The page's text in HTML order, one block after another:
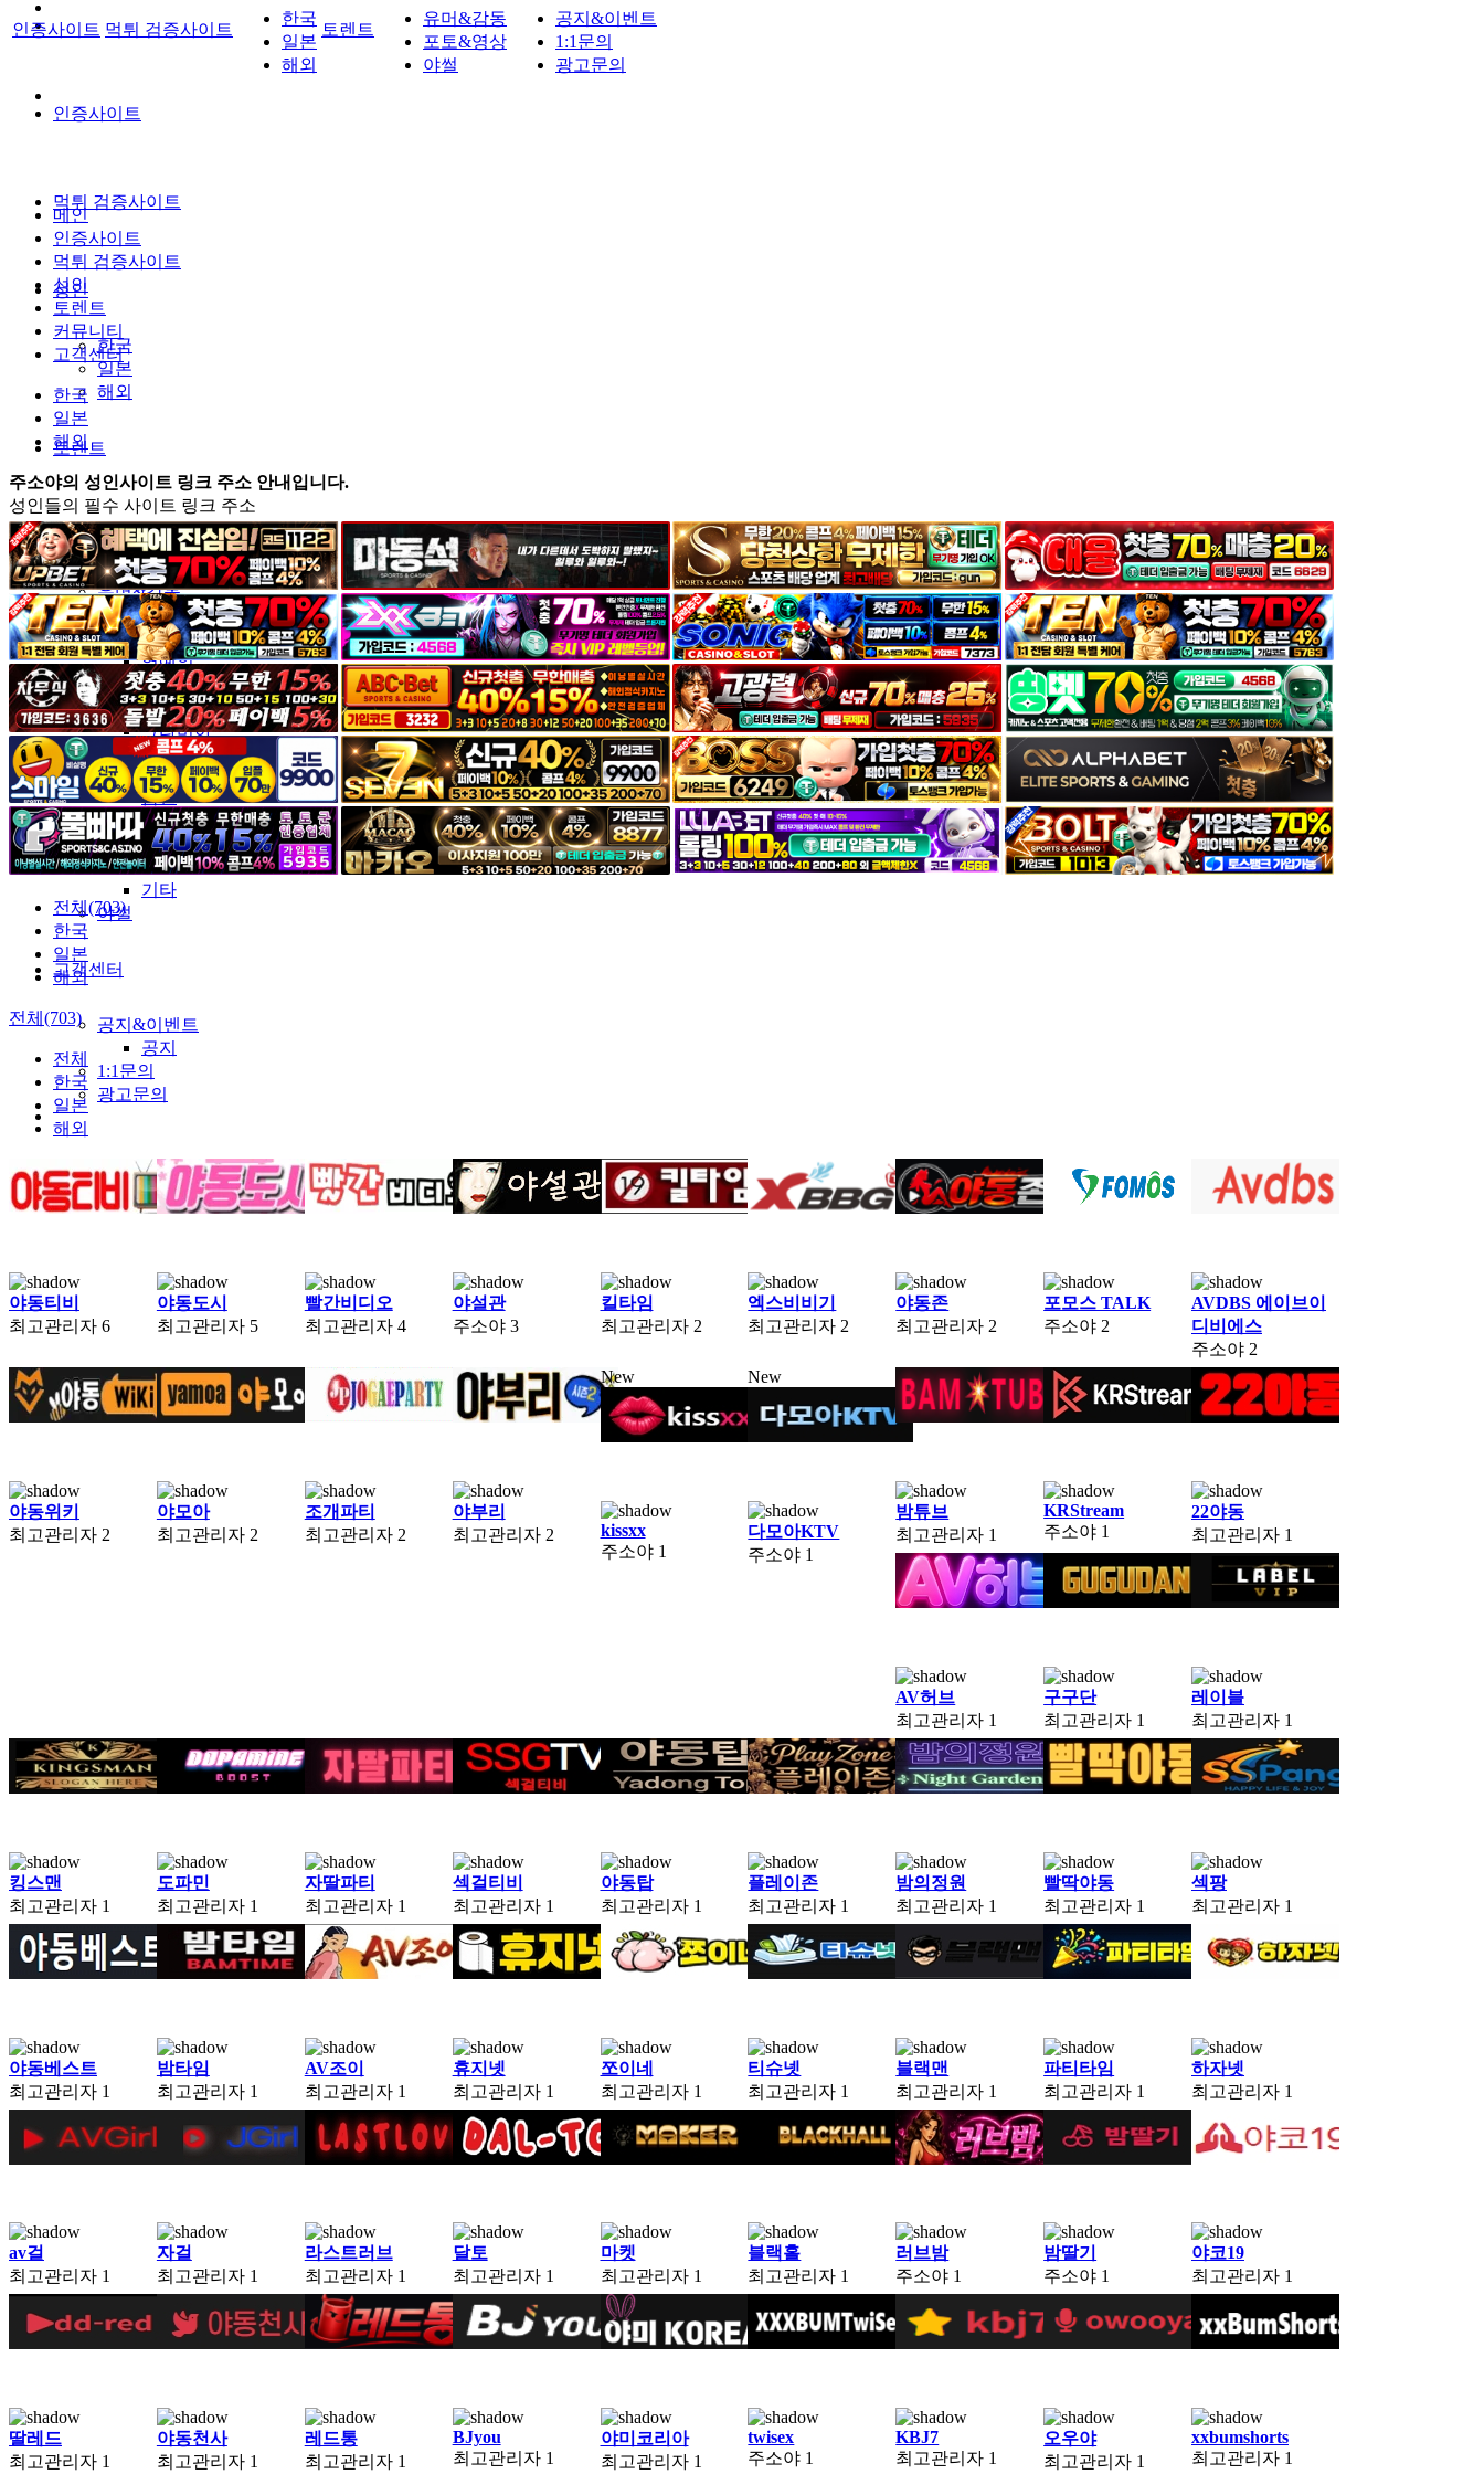
인증사이트
먹튀 검증사이트
성인
한국
일본
해외
토렌트
커뮤니티
유머&감동
포토&영상
일반인
연예인
서양
모델
그라비아
코스프레
BJ
품번
후방주의
움짤
스포츠
기타
야썰
고객센터
공지&이벤트
공지
1:1문의
광고문의
인증사이트 먹튀 검증사이트
한국
일본
해외
토렌트
유머&감동
포토&영상
야썰
공지&이벤트
1:1문의
광고문의
메인
인증사이트
먹튀 검증사이트
성인
토렌트
커뮤니티
고객센터
한국
일본
해외
주소야의 성인사이트 링크 주소 안내입니다.
성인들의 필수 사이트 링크 주소
전체(703)
한국
일본
해외
전체(703)
전체
한국
일본
해외
야동티비
최고관리자 6
야동도시
최고관리자 5
빨간비디오
최고관리자 4
야설관
주소야 3
킬타임
최고관리자 2
엑스비비기
최고관리자 2
야동존
최고관리자 2
포모스 TALK
주소야 2
AVDBS 에이브이
디비에스
주소야 2
야동위키
최고관리자 2
야모아
최고관리자 2
조개파티
최고관리자 2
야부리
최고관리자 2
New
kissxx
주소야 1
New
다모아KTV
주소야 1
밤튜브
최고관리자 1
KRStream
주소야 1
22야동
최고관리자 1
AV허브
최고관리자 1
구구단
최고관리자 1
레이블
최고관리자 1
킹스맨
최고관리자 1
도파민
최고관리자 1
자딸파티
최고관리자 1
섹걸티비
최고관리자 1
야동탑
최고관리자 1
플레이존
최고관리자 1
밤의정원
최고관리자 1
빨딱야동
최고관리자 1
섹팡
최고관리자 1
야동베스트
최고관리자 1
밤타임
최고관리자 1
AV조이
최고관리자 1
휴지넷
최고관리자 1
쪼이네
최고관리자 1
티슈넷
최고관리자 1
블랙맨
최고관리자 1
파티타임
최고관리자 1
하자넷
최고관리자 1
av걸
최고관리자 1
자걸
최고관리자 1
라스트러브
최고관리자 1
달토
최고관리자 1
마켓
최고관리자 1
블랙홀
최고관리자 1
러브밤
주소야 1
밤딸기
주소야 1
야코19
최고관리자 1
딸레드
최고관리자 1
야동천사
최고관리자 1
레드통
최고관리자 1
BJyou
최고관리자 1
야미코리아
최고관리자 1
twisex
주소야 1
KBJ7
최고관리자 1
오우야
최고관리자 1
xxbumshorts
최고관리자 1